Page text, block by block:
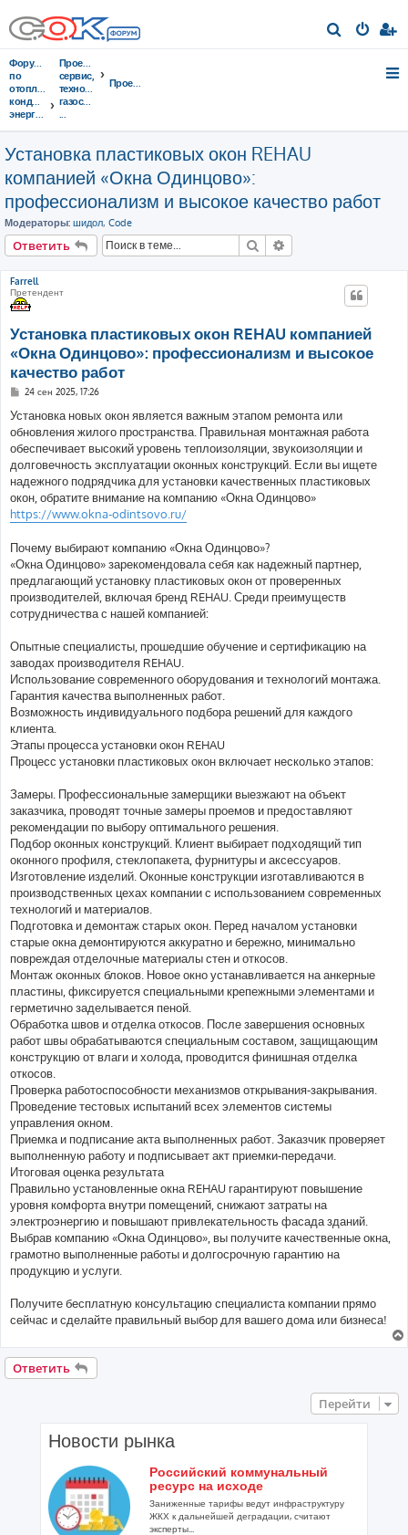
о
Форумы
по
отоплению,
кондиционированию,
энергосбережению
Проектирование,
сервис,
тeхнорматив,
газоснабжение
...
Проектирование
Установка пластиковых окон REHAU
компанией «Окна Одинцово»:
профессионализм и высокое качество работ
Модераторы: шидол, Code
Ответить Поиск
Farrell
Претендент
Установка пластиковых окон REHAU компанией
«Окна Одинцово»: профессионализм и высокое
качество работ
С
о
б
щ
е
н
и
е
24 сен 2025, 17:26
Установка новых окон является важным этапом ремонта или
обновления жилого пространства. Правильная монтажная работа
обеспечивает высокий уровень теплоизоляции, звукоизоляции и
долговечность эксплуатации оконных конструкций. Если вы ищете
надежного подрядчика для установки качественных пластиковых
окон, обратите внимание на компанию «Окна Одинцово»
https://www.okna-odintsovo.ru/
Почему выбирают компанию «Окна Одинцово»?
«Окна Одинцово» зарекомендовала себя как надежный партнер,
предлагающий установку пластиковых окон от проверенных
производителей, включая бренд REHAU. Среди преимуществ
сотрудничества с нашей компанией:
Опытные специалисты, прошедшие обучение и сертификацию на
заводах производителя REHAU.
Использование современного оборудования и технологий монтажа.
Гарантия качества выполненных работ.
Возможность индивидуального подбора решений для каждого
клиента.
Этапы процесса установки окон REHAU
Процесс установки пластиковых окон включает несколько этапов:
Замеры. Профессиональные замерщики выезжают на объект
заказчика, проводят точные замеры проемов и предоставляют
рекомендации по выбору оптимального решения.
Подбор оконных конструкций. Клиент выбирает подходящий тип
оконного профиля, стеклопакета, фурнитуры и аксессуаров.
Изготовление изделий. Оконные конструкции изготавливаются в
производственных цехах компании с использованием современных
технологий и материалов.
Подготовка и демонтаж старых окон. Перед началом установки
старые окна демонтируются аккуратно и бережно, минимально
повреждая отделочные материалы стен и откосов.
Монтаж оконных блоков. Новое окно устанавливается на анкерные
пластины, фиксируется специальными крепежными элементами и
герметично заделывается пеной.
Обработка швов и отделка откосов. После завершения основных
работ швы обрабатываются специальным составом, защищающим
конструкцию от влаги и холода, проводится финишная отделка
откосов.
Проверка работоспособности механизмов открывания-закрывания.
Проведение тестовых испытаний всех элементов системы
управления окном.
Приемка и подписание акта выполненных работ. Заказчик проверяет
выполненную работу и подписывает акт приемки-передачи.
Итоговая оценка результата
Правильно установленные окна REHAU гарантируют повышение
уровня комфорта внутри помещений, снижают затраты на
электроэнергию и повышают привлекательность фасада зданий.
Выбрав компанию «Окна Одинцово», вы получите качественные окна,
грамотно выполненные работы и долгосрочную гарантию на
продукцию и услуги.
Получите бесплатную консультацию специалиста компании прямо
сейчас и сделайте правильный выбор для вашего дома или бизнеса!
Ответить
Перейти
Новости рынка
Российский коммунальный
ресурс на исходе
Заниженные тарифы ведут инфраструктуру
ЖКХ к дальнейшей деградации, считают
эксперты...